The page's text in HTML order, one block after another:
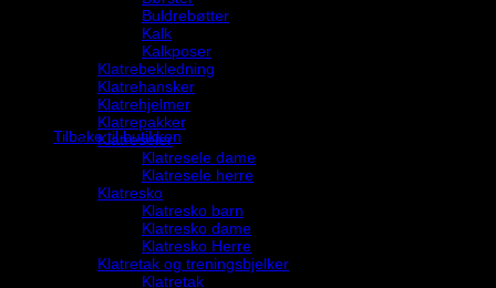
Du har ingen produkter i handlekurven.
Tilbake til butikken
Buldrebøtter
Kalk
Kalkposer
Klatrebekledning
Klatrehansker
Klatrehjelmer
Klatrepakker
Klatreseler
Klatresele dame
Klatresele herre
Klatresko
Klatresko barn
Klatresko dame
Klatresko Herre
Klatretak og treningsbjelker
Klatretak